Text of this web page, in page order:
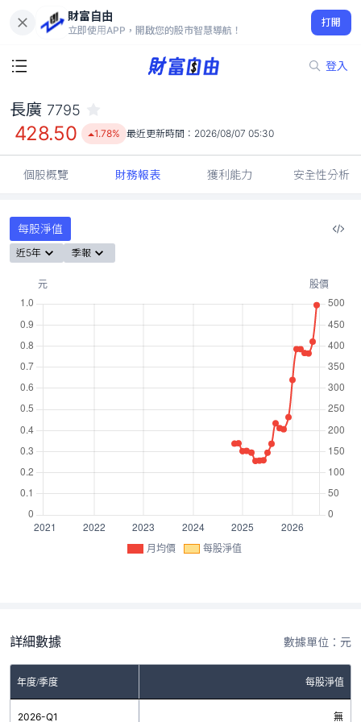
財富自由
立即使用APP，開啟您的股市智慧導航！
打開
登入
428.50
1.78%
長廣 7795
428.50 1.78% 最近更新時間： 2026/08/07 05:30
個股概覽 財務報表 獲利能力 安全性分析
每股淨值
近5年 季報
月均價 每股淨值
詳細數據 數據單位：元
年度/季度 每股淨值
2026-Q1 無